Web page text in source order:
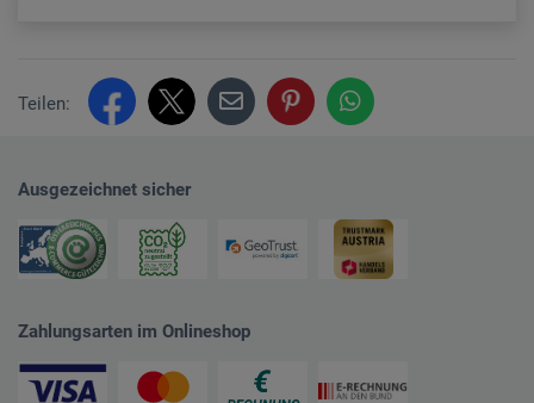
Teilen:
Ausgezeichnet sicher
Zahlungsarten im Onlineshop